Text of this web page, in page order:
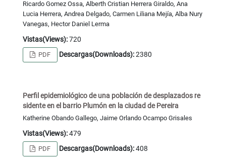
Ricardo Gomez Ossa, Alberth Cristian Herrera Giraldo, Ana
Lucia Herrera, Andrea Delgado, Carmen Liliana Mejía, Alba Nury
Vanegas, Hector Daniel Lerma
Vistas(Views):720
PDF Descargas(Downloads):2380
Perfil epidemiológico de una población de desplazados re
sidente en el barrio Plumón en la ciudad de Pereira
Katherine Obando Gallego, Jaime Orlando Ocampo Grisales
Vistas(Views):479
PDF Descargas(Downloads):408